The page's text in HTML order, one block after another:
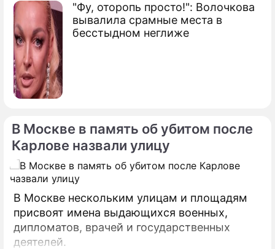
"Фу, оторопь просто!": Волочкова
вывалила срамные места в
бесстыдном неглиже
В Москве в память об убитом после
Карлове назвали улицу
В Москве нескольким улицам и площадям
присвоят имена выдающихся военных,
дипломатов, врачей и государственных
деятелей.